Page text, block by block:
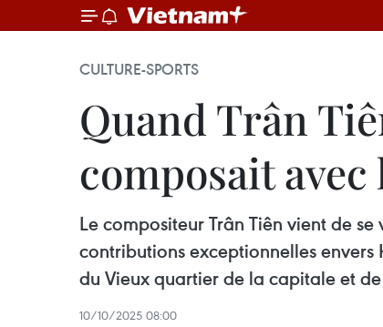
CULTURE-SPORTS
Quand Trân
composait avec
Le compositeur Trân Tiên vient de
contributions exceptionnelles envers
du Vieux quartier de la capitale et
10/10/2025 08:00